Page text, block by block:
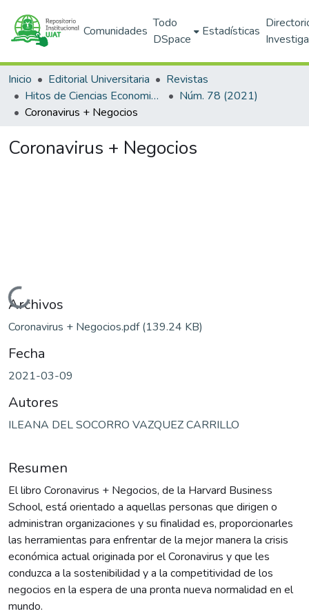
Comunidades
Todo
DSpace
Estadísticas
Inicio Editorial Universitaria
Revistas
Hitos de Ciencias Economico Administrativas
Núm. 78 (2021)
Coronavirus + Negocios
Coronavirus + Negocios
Cargando...
Archivos
Coronavirus + Negocios.pdf(139.24 KB)
Fecha
2021-03-09
Autores
ILEANA DEL SOCORRO VAZQUEZ CARRILLO
Resumen
El libro Coronavirus + Negocios, de la Harvard Business
School, está orientado a aquellas personas que dirigen o
administran organizaciones y su finalidad es, proporcionarles
las herramientas para enfrentar de la mejor manera la crisis
económica actual originada por el Coronavirus y que les
conduzca a la sostenibilidad y a la competitividad de los
negocios en la espera de una pronta nueva normalidad en el
mundo.